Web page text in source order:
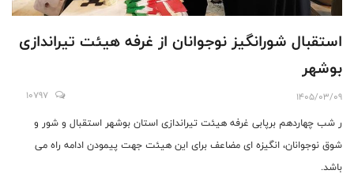
استقبال شورانگیز نوجوانان از غرفه هیئت تیراندازی
بوشهر
1405/03/09
10797
ر شب چهاردهم برپابی غرفه هیئت تیراندازی استان بوشهر استقبال و شور و
شوق نوجوانان، انگیزه ای مضاعف برای این هیئت جهت پیمودن ادامه راه می
باشد.